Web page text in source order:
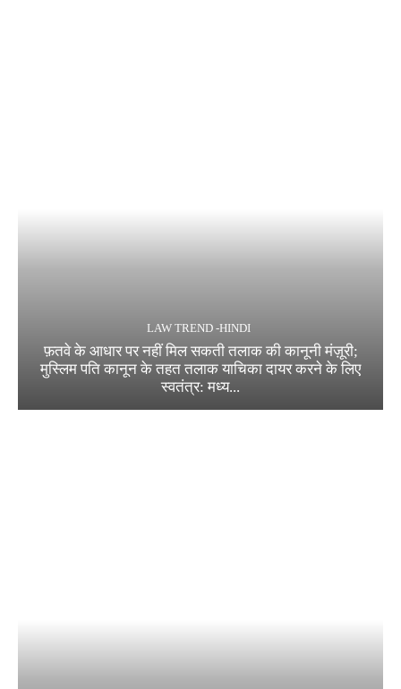
LAW TREND -HINDI
फ़तवे के आधार पर नहीं मिल सकती तलाक की कानूनी मंज़ूरी;
मुस्लिम पति कानून के तहत तलाक याचिका दायर करने के लिए
स्वतंत्र: मध्य...